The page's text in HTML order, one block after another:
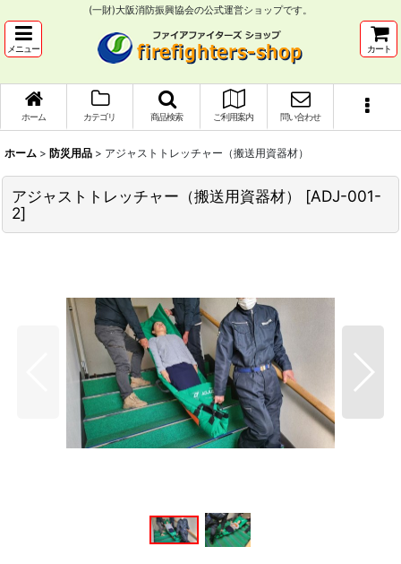
(一財)大阪消防振興協会の公式運営ショップです。
メニュー カート
ホーム カテゴリ 商品検索 ご利用案内 問い合わせ
ホーム > 防災用品 > アジャストトレッチャー（搬送用資器材）
アジャストトレッチャー（搬送用資器材） [ADJ-001-
2]